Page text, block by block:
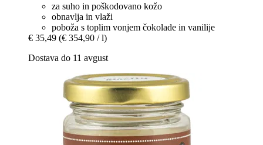
za suho in poškodovano kožo
obnavlja in vlaži
poboža s toplim vonjem čokolade in vanilije
€ 35,49 (€ 354,90 / l)
Dostava do 11 avgust